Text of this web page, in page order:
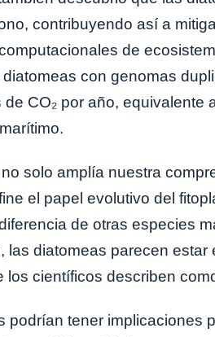
contribuyendo así a
de
con genomas
CO₂ por año,
solo amplía nuestra
el papel evolutivo del
de otras especies
las diatomeas parecen
los científicos describen
podrían tener implicaciones